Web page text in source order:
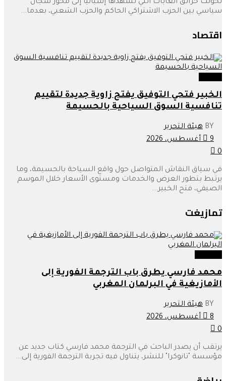
تحولت حرائق الغابات التي تشهدها إسبانيا إلى محور سجال
سياسي بين الحزب الاشتراكي الحاكم والحزب الشعبي، بعدما...
اقتصاد
الخبير فتحي التوفيق يفتح زاوية جديدة لتقييم
تنافسية السوق السياحية بالحسيمة
BY هيئة التحرير
9 أغسطس، 2026
0
في سياق النقاش المتواصل حول واقع السياحة بالحسيمة، وما
يرتبط بتطور العرض والخدمات ومستوى الأسعار خلال الموسم
الصيفي، فتح الخبير...
تمازيغت
محمد فارسي يطرق باب الترجمة الفورية إلى
الأمازيغية في البرلمان المغربي
BY هيئة التحرير
8 أغسطس، 2026
0
يرتقب أن يصدر الباحث في الترجمة محمد فارسي كتاب جديد عن
مؤسسة "تانوكرا" للنشر، يتناول فيه تجربة الترجمة الفورية إلى...